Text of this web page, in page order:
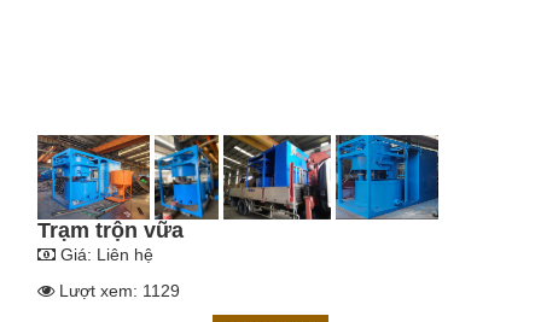
Trạm trộn vữa
Giá: Liên hệ
Lượt xem: 1129